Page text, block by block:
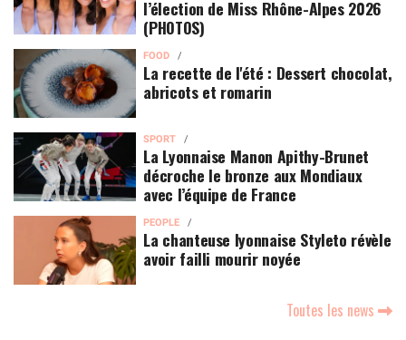
l’élection de Miss Rhône-Alpes 2026
(PHOTOS)
FOOD
La recette de l'été : Dessert chocolat,
abricots et romarin
SPORT
La Lyonnaise Manon Apithy-Brunet
décroche le bronze aux Mondiaux
avec l’équipe de France
PEOPLE
La chanteuse lyonnaise Styleto révèle
avoir failli mourir noyée
Toutes les news